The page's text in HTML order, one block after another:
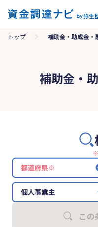
トップ 補助金・助成金・
補助金・
※
都道府県※
この